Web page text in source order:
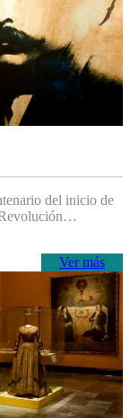
del inicio de
Ver más